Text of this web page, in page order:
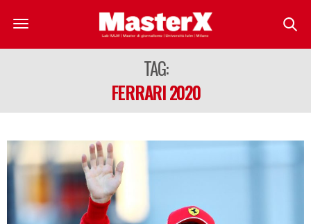
TAG:
FERRARI 2020